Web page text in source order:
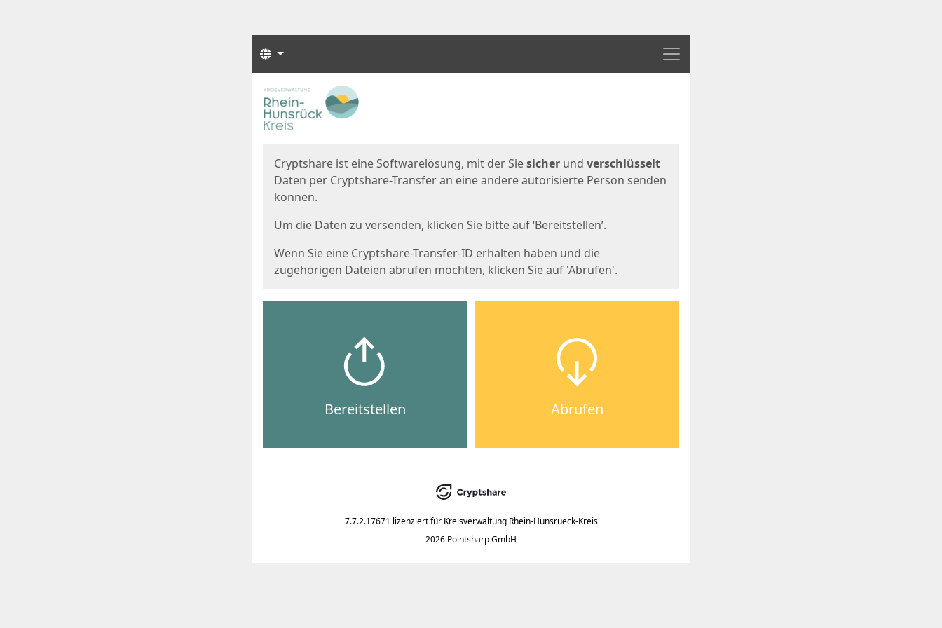
Menü
Sprachen
Start
Cryptshare ist eine Softwarelösung, mit der Siesicher und verschlüsselt
Daten per Cryptshare-Transfer an eine andere autorisierte Person senden
können.
Um die Daten zu versenden, klicken Sie bitte auf ‘Bereitstellen’.
Wenn Sie eine Cryptshare-Transfer-ID erhalten haben und die
zugehörigen Dateien abrufen möchten, klicken Sie auf 'Abrufen'.
Bereitstellen Abrufen
7.7.2.17671 lizenziert für Kreisverwaltung Rhein-Hunsrueck-Kreis
2026 Pointsharp GmbH